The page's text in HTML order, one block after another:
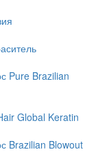
Pure Brazilian
Global Keratin
Brazilian Blowout